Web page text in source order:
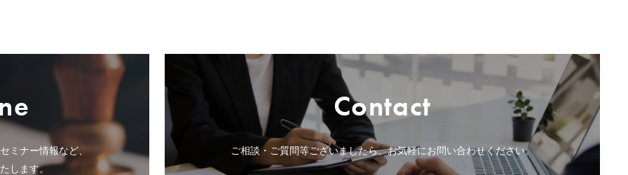
ミナー情報など、
します。
Contact
ご相談・ご質問等ございましたら、お気軽にお問い合わせください。